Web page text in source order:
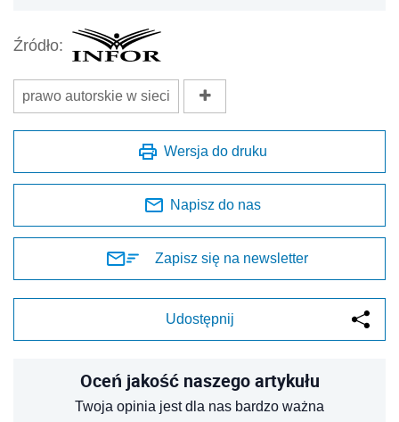
Źródło:
prawo autorskie w sieci
Wersja do druku
Napisz do nas
Zapisz się na newsletter
Udostępnij
Oceń jakość naszego artykułu
Twoja opinia jest dla nas bardzo ważna